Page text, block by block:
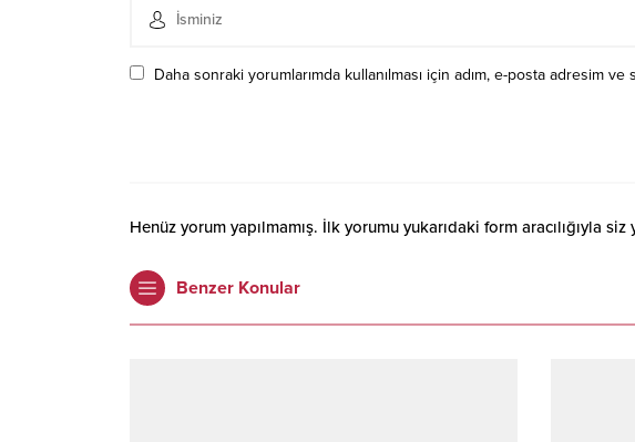
Daha sonraki yorumlarımda kullanılması için adım, e-posta adresim
Henüz yorum yapılmamış. İlk yorumu yukarıdaki form aracılığıyla
Benzer Konular